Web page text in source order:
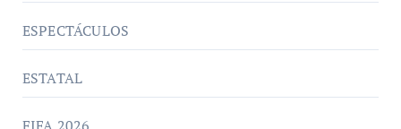
ESPECTÁCULOS
ESTATAL
FIFA 2026